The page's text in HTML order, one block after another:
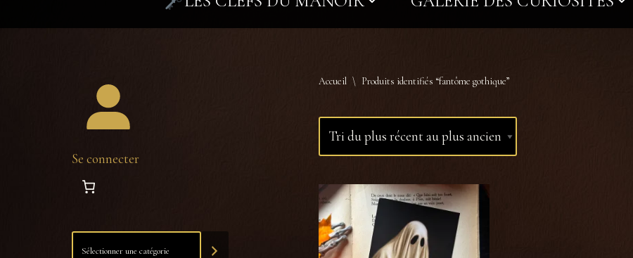
Se connecter
Accueil \ Produits identifiés “fantôme gothique”